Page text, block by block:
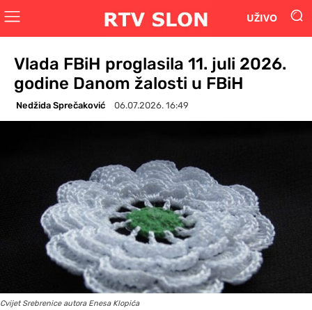
UŽIVO
Vlada FBiH proglasila 11. juli 2026.
godine Danom žalosti u FBiH
Nedžida Sprečaković 06.07.2026. 16:49
Cvijet Srebrenice autora Enesa Klopića